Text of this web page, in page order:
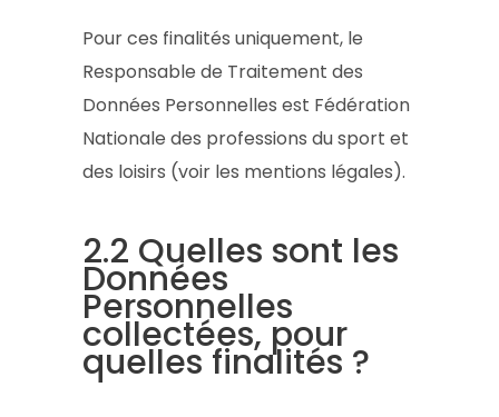
Pour ces finalités uniquement, le
Responsable de Traitement des
Données Personnelles est Fédération
Nationale des professions du sport et
des loisirs (voir les mentions légales).
2.2 Quelles sont les
Données
Personnelles
collectées, pour
quelles finalités ?